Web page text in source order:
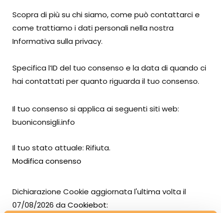
Scopra di più su chi siamo, come può contattarci e
come trattiamo i dati personali nella nostra
Informativa sulla privacy.
Specifica l’ID del tuo consenso e la data di quando ci
hai contattati per quanto riguarda il tuo consenso.
Il tuo consenso si applica ai seguenti siti web:
buoniconsigli.info
Il tuo stato attuale: Rifiuta.
Modifica consenso
Dichiarazione Cookie aggiornata l'ultima volta il
07/08/2026 daCookiebot: